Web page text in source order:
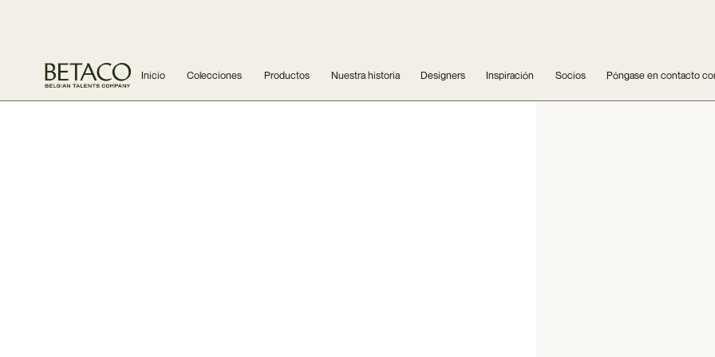
Inicio Colecciones Productos Nuestra historia Designers Inspiración Socios Póngase en contacto